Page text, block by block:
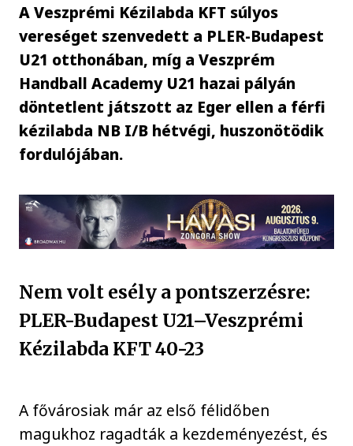
A Veszprémi Kézilabda KFT súlyos
vereséget szenvedett a PLER-Budapest
U21 otthonában, míg a Veszprém
Handball Academy U21 hazai pályán
döntetlent játszott az Eger ellen a férfi
kézilabda NB I/B hétvégi, huszonötödik
fordulójában.
Nem volt esély a pontszerzésre:
PLER-Budapest U21–Veszprémi
Kézilabda KFT 40-23
A fővárosiak már az első félidőben
magukhoz ragadták a kezdeményezést, és